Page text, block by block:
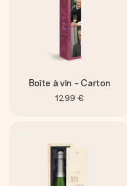
Boîte à vin - Carton
12,99 €